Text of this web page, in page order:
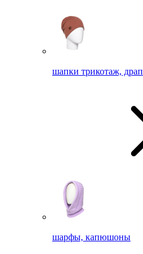
шапки трикотаж, драп
шарфы, капюшоны